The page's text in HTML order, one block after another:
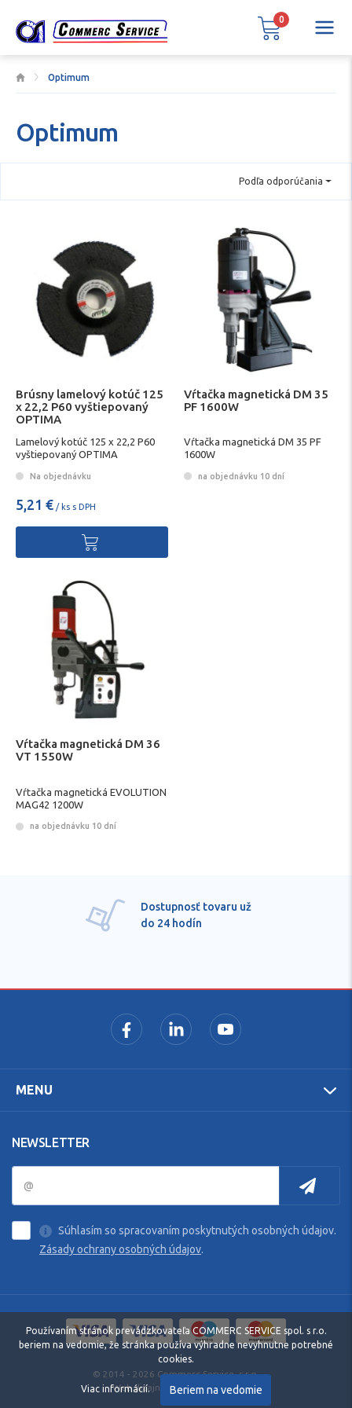
Optimum
Optimum
Podľa odporúčania
Brúsny lamelový kotúč 125
x 22,2 P60 vyštiepovaný
OPTIMA
Lamelový kotúč 125 x 22,2 P60
vyštiepovaný OPTIMA
Na objednávku
5,21 € / ks s DPH
Vŕtačka magnetická DM 35
PF 1600W
Vŕtačka magnetická DM 35 PF
1600W
na objednávku 10 dní
Vŕtačka magnetická DM 36
VT 1550W
Vŕtačka magnetická EVOLUTION
MAG42 1200W
na objednávku 10 dní
Dostupnosť tovaru už
do 24 hodín
MENU
NEWSLETTER
Súhlasím so spracovaním poskytnutých osobných údajov.
Zásady ochrany osobných údajov.
© 2014 - 2026 Commerc Service, s.r.o.
Web dizajn: MARLOW DESIGN
0
Používaním stránok prevádzkovateľa COMMERC SERVICE spol. s r.o.
beriem na vedomie, že stránka používa výhradne nevyhnutne potrebné
cookies.
Viac informácií. Beriem na vedomie